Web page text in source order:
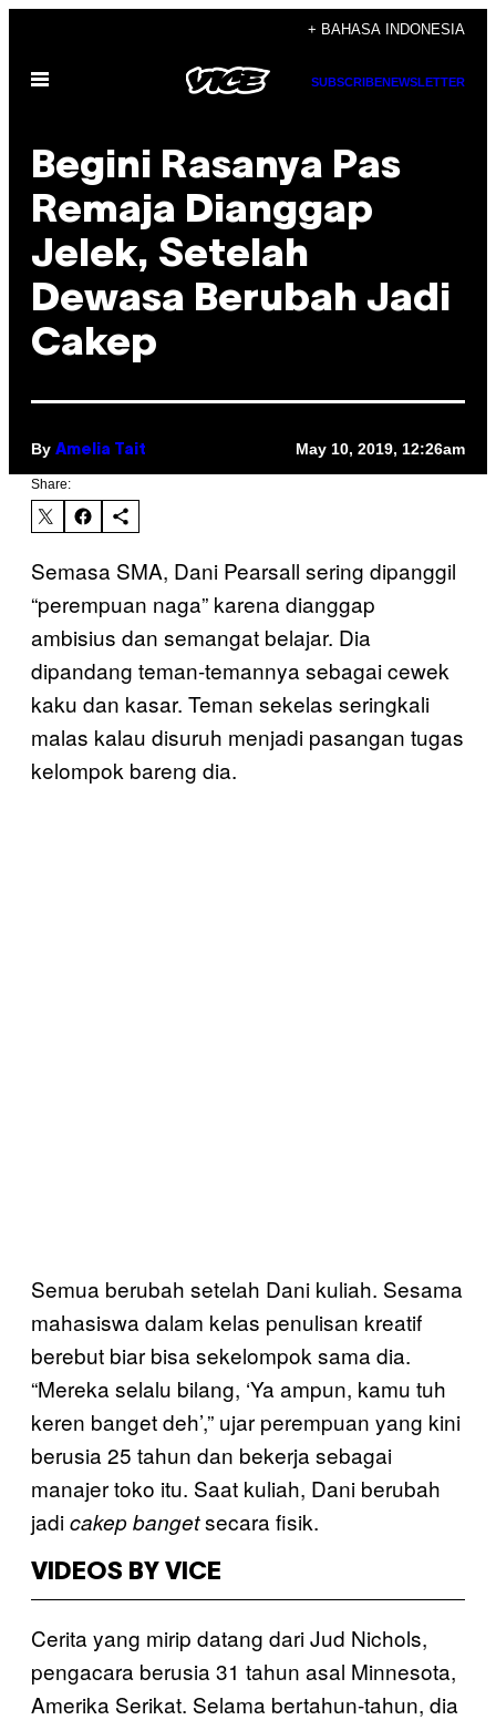
content
+ BAHASA INDONESIA
Open
SUBSCRIBENEWSLETTER
Begini Rasanya Pas
Remaja Dianggap
Jelek, Setelah
Dewasa Berubah Jadi
Cakep
By Amelia Tait May 10, 2019, 12:26am
Share:
Semasa SMA, Dani Pearsall sering dipanggil
“perempuan naga” karena dianggap
ambisius dan semangat belajar. Dia
dipandang teman-temannya sebagai cewek
kaku dan kasar. Teman sekelas seringkali
malas kalau disuruh menjadi pasangan tugas
kelompok bareng dia.
Semua berubah setelah Dani kuliah. Sesama
mahasiswa dalam kelas penulisan kreatif
berebut biar bisa sekelompok sama dia.
“Mereka selalu bilang, ‘Ya ampun, kamu tuh
keren banget deh’,” ujar perempuan yang kini
berusia 25 tahun dan bekerja sebagai
manajer toko itu. Saat kuliah, Dani berubah
jadicakep bangetsecara fisik.
VIDEOS BY VICE
Cerita yang mirip datang dari Jud Nichols,
pengacara berusia 31 tahun asal Minnesota,
Amerika Serikat. Selama bertahun-tahun, dia